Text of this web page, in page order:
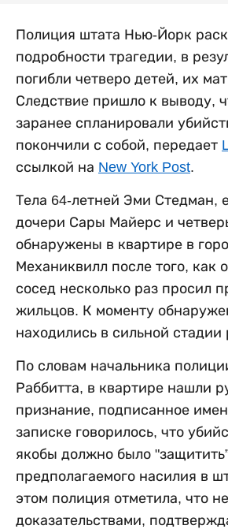
Полиция штата Нью-Йорк
подробности трагедии, в
погибли четверо детей, их
Следствие пришло к выводу,
заранее спланировали
покончили с собой, передает
ссылкой на New York Post.
Тела 64-летней Эми Стедман,
дочери Сары Майерс и
обнаружены в квартире в
Механиквилл после того, как
сосед несколько раз просил
жильцов. К моменту
находились в сильной стадии
По словам начальника
Раббитта, в квартире нашли
признание, подписанное
записке говорилось, что
якобы должно было
предполагаемого насилия в
этом полиция отметила, что
доказательствами,